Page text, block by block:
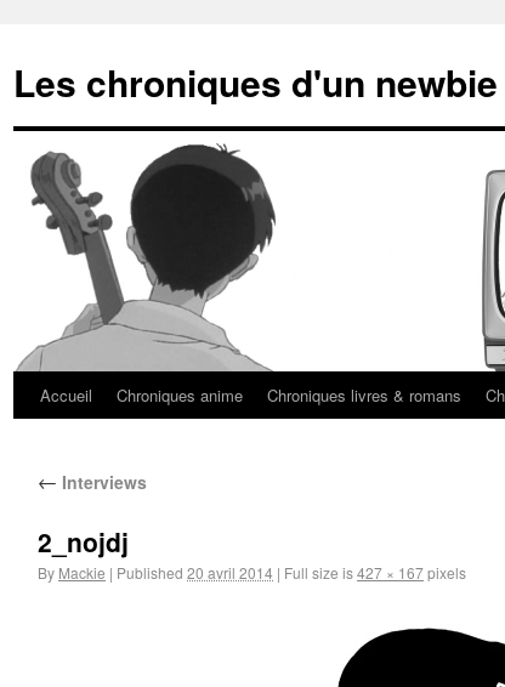
Les chroniques d'un newbie
Accueil Chroniques anime Chroniques livres & romans
← Interviews
2_nojdj
By Mackie | Published 20 avril 2014 | Full size is427 × 167pixels